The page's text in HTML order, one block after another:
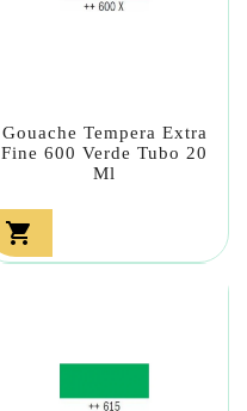
Gouache Tempera Extra
Fine 600 Verde Tubo 20
Ml
